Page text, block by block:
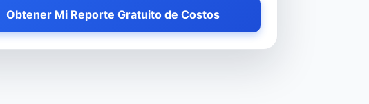
Obtener Mi Reporte Gratuito de Costos